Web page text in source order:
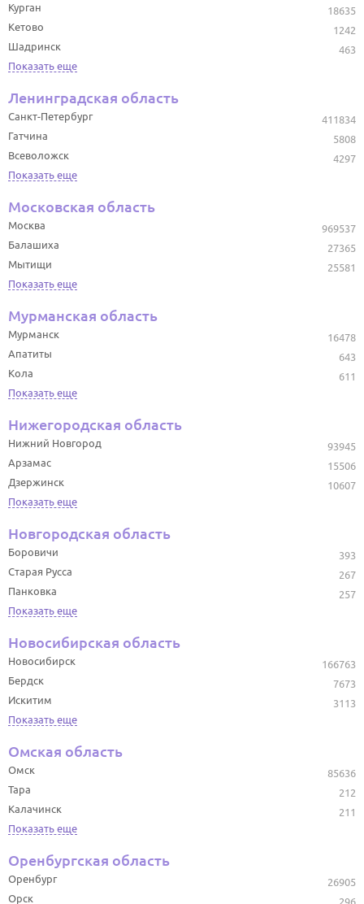
18635
Курган
1242
Кетово
463
Шадринск
Показать еще
Ленинградская область
411834
Санкт-Петербург
5808
Гатчина
4297
Всеволожск
Показать еще
Московская область
969537
Москва
27365
Балашиха
25581
Мытищи
Показать еще
Мурманская область
16478
Мурманск
643
Апатиты
611
Кола
Показать еще
Нижегородская область
93945
Нижний Новгород
15506
Арзамас
10607
Дзержинск
Показать еще
Новгородская область
393
Боровичи
267
Старая Русса
257
Панковка
Показать еще
Новосибирская область
166763
Новосибирск
7673
Бердск
3113
Искитим
Показать еще
Омская область
85636
Омск
212
Тара
211
Калачинск
Показать еще
Оренбургская область
26905
Оренбург
296
Орск